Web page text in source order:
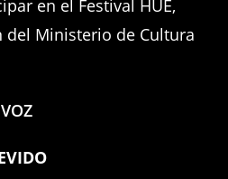
en el Festival HUE,
del Ministerio de Cultura